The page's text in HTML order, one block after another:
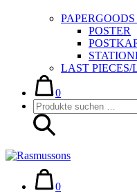
PAPERGOODS
POSTER
LAST PIECES/
Warenkorb
0im
Warenkorb
Suche-
Schalter
Suchen
nach:
Warenkorb
0im